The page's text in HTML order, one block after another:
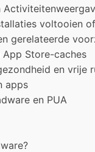
voltooien
gerelateerde
Store-caches
en vrije
apps
en PUA